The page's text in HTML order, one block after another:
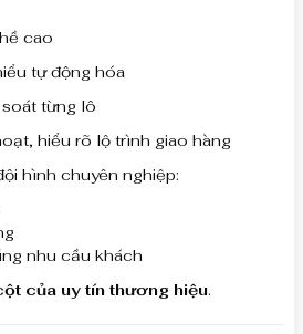
cao
tự động hóa
từng lô
hiểu rõ lộ trình giao hàng
hình chuyên nghiệp:
nhu cầu khách
của uy tín thương hiệu.